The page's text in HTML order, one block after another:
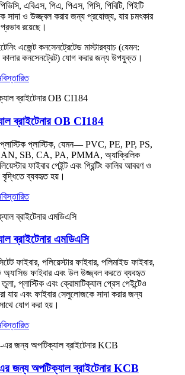
এবিএস, পিএ, পিএস, পিসি, পিবিটি, পিইটি
সাদা ও উজ্জ্বল করার জন্য প্রযোজ্য, যার চমৎকার
রয়েছে।
এজেন্ট কনসেনট্রেটেড মাস্টারব্যাচ (যেমন:
কালার কনসেনট্রেট) যোগ করার জন্য উপযুক্ত।
বিস্তারিত
ব্রাইটেনার OB CI184
প্লাস্টিক, যেমন— PVC, PE, PP, PS,
SB, CA, PA, PMMA, অ্যাক্রিলিক
ফাইবার পেইন্ট এবং প্রিন্টিং কালির আবরণ ও
ব্যবহৃত হয়।
বিস্তারিত
ব্রাইটেনার এমডিএসি
ফাইবার, পলিয়েস্টার ফাইবার, পলিমাইড ফাইবার,
অ্যাসিড ফাইবার এবং উল উজ্জ্বল করতে ব্যবহৃত
প্লাস্টিক এবং ক্রোমাটিক্যাল প্রেস পেইন্টেও
যায় এবং ফাইবার সেলুলোজকে সাদা করার জন্য
যোগ করা হয়।
বিস্তারিত
জন্য অপটিক্যাল ব্রাইটেনার KCB